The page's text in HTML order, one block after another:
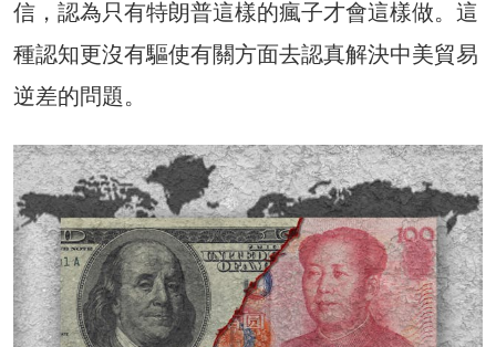
信，認為只有特朗普這樣的瘋子才會這樣做。這
種認知更沒有驅使有關方面去認真解決中美貿易
逆差的問題。